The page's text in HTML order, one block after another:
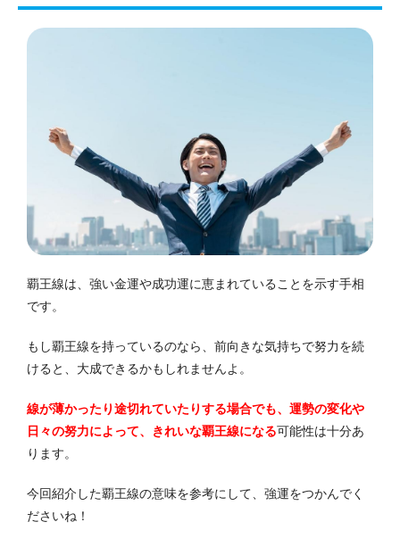
覇王線は、強い金運や成功運に恵まれていることを示す手相
です。
もし覇王線を持っているのなら、前向きな気持ちで努力を続
けると、大成できるかもしれませんよ。
線が薄かったり途切れていたりする場合でも、運勢の変化や
日々の努力によって、きれいな覇王線になる可能性は十分あ
ります。
今回紹介した覇王線の意味を参考にして、強運をつかんでく
ださいね！